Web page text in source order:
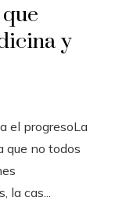
y
el progresoLa
que no todos
cas...